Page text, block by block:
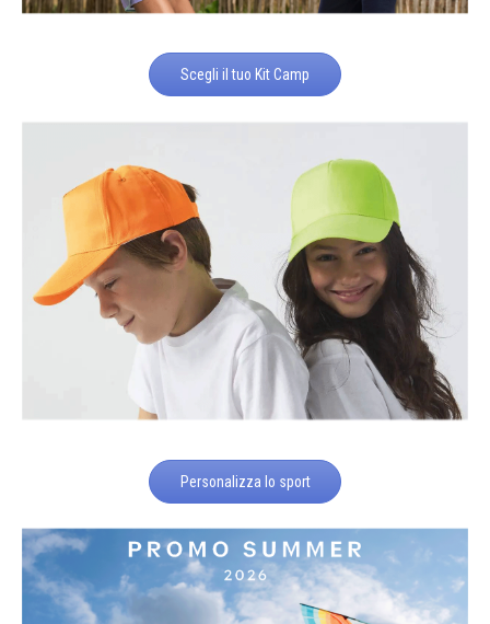
Scegli il tuo Kit Camp
Personalizza lo sport